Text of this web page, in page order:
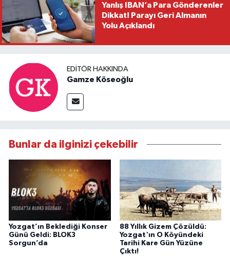
Yanlış IBAN’a Para Gönderenler
Dikkat! Parayı Geri Almanın
Yolu Açıklandı
EDITÖR HAKKINDA
Gamze Köseoğlu
Bunlar da ilginizi çekebilir
Yozgat’ın Beklediği Konser
Günü Geldi: BLOK3
Sorgun’da
88 Yıllık Gizem Çözüldü:
Yozgat'ın O Köyündeki
Tarihi Kare Gün Yüzüne
Çıktı!